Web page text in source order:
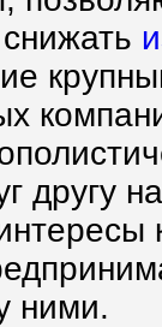
другу
ними.